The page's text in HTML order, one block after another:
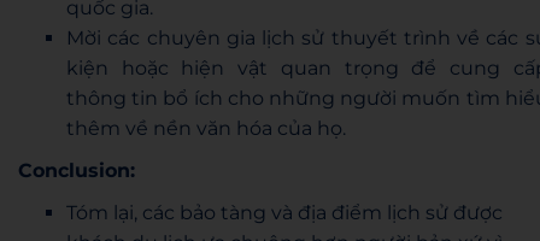
quốc gia.
Mời các chuyên gia lịch sử thuyết trình về các
kiện hoặc hiện vật quan trọng để cung
thông tin bổ ích cho những người muốn tìm
thêm về nền văn hóa của họ.
Conclusion:
Tóm lại, các bảo tàng và địa điểm lịch sử được